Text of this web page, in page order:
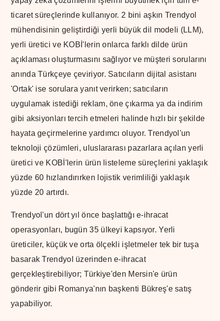
ticaret süreçlerinde kullanıyor. 2 bini aşkın Trendyol
mühendisinin geliştirdiği yerli büyük dil modeli (LLM),
yerli üretici ve KOBİ'lerin onlarca farklı dilde ürün
açıklaması oluşturmasını sağlıyor ve müşteri sorularını
anında Türkçeye çeviriyor. Satıcıların dijital asistanı
'Ortak' ise sorulara yanıt verirken; satıcıların
uygulamak istediği reklam, öne çıkarma ya da indirim
gibi aksiyonları tercih etmeleri halinde hızlı bir şekilde
hayata geçirmelerine yardımcı oluyor. Trendyol'un
teknoloji çözümleri, uluslararası pazarlara açılan yerli
üretici ve KOBİ'lerin ürün listeleme süreçlerini yaklaşık
yüzde 60 hızlandırırken lojistik verimliliği yaklaşık
yüzde 20 artırdı.
Trendyol'un dört yıl önce başlattığı e-ihracat
operasyonları, bugün 35 ülkeyi kapsıyor. Yerli
üreticiler, küçük ve orta ölçekli işletmeler tek bir tuşa
basarak Trendyol üzerinden e-ihracat
gerçekleştirebiliyor; Türkiye'den Mersin'e ürün
gönderir gibi Romanya'nın başkenti Bükreş'e satış
yapabiliyor.